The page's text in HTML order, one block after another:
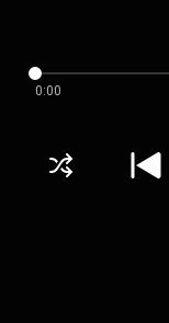
0:00